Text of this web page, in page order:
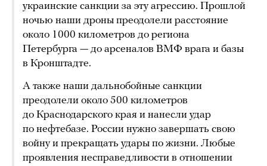
украинские санкции за эту агрессию. Прошлой
ночью наши дроны преодолели расстояние
около 1000 километров до региона
Петербурга — до арсеналов ВМФ врага и базы
в Кронштадте.
А также наши дальнобойные санкции
преодолели около 500 километров
до Краснодарского края и нанесли удар
по нефтебазе. России нужно завершать свою
войну и прекращать удары по жизни. Любые
проявления несправедливости в отношении